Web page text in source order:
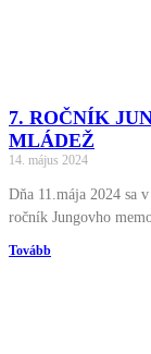
7. ROČNÍK
MLÁDEŽ
14. május 2024
Dňa 11.mája 2024 sa
ročník Jungovho
Tovább